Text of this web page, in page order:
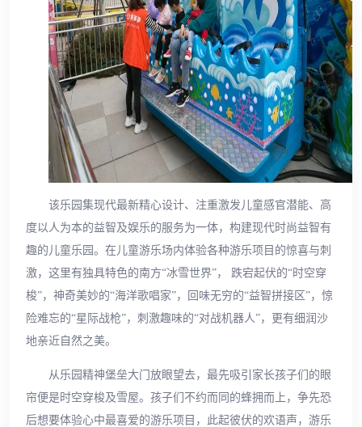
该乐园集现代最新精心设计、注重激发儿童感官潜能、高
度以人为本的益智及娱乐的服务为一体，构建现代时尚益智有
趣的儿童乐园。在儿童游乐场内体验各种游乐项目的惊喜与刺
激，这里有独具特色的南方“冰雪世界”， 跌宕起伏的“时空穿
梭”，神奇美妙的“海洋歌唱家”，回味无穷的“益智拼接区”，惊
险难忘的“星际战枪”，刺激趣味的“对战机器人”，更有细润沙
地亲近自然之美。
从乐园精神堡垒大门放眼望去，最先吸引家长孩子们的眼
帘便是时空穿梭及雪屋。孩子们不约而同的蜂拥而上，争先恐
后想要体验心中最喜爱的游乐项目，此起彼伏的欢语声，游乐